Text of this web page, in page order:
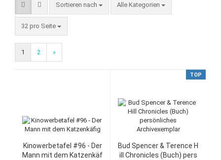
Sortieren nach Alle Kategorien
32 pro Seite
1 2 »
Kinowerbetafel #96 - Der
Mann mit dem Katzenkäf
TOP
Bud Spencer & Terence H
ill Chronicles (Buch) pers